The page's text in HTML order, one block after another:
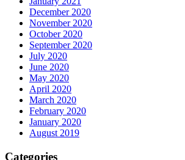
December 2020
November 2020
October 2020
September 2020
July 2020
June 2020
May 2020
April 2020
March 2020
February 2020
January 2020
August 2019
Categories